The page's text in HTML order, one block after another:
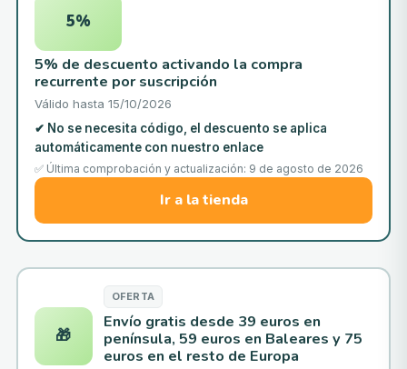
5%
5% de descuento activando la compra
recurrente por suscripción
Válido hasta 15/10/2026
✔ No se necesita código, el descuento se aplica
automáticamente con nuestro enlace
✅ Última comprobación y actualización: 9 de agosto de 2026
Ir a la tienda
🎁
OFERTA
Envío gratis desde 39 euros en
península, 59 euros en Baleares y 75
euros en el resto de Europa